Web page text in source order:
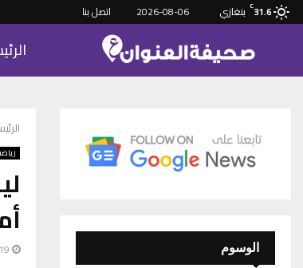
31.6
C بنغازي 2026-08-06 اتصل بنا
الوسوم